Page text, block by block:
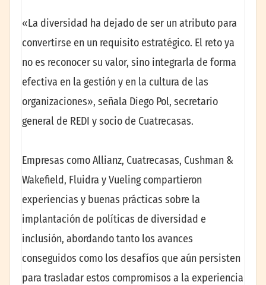
«La diversidad ha dejado de ser un atributo para
convertirse en un requisito estratégico. El reto ya
no es reconocer su valor, sino integrarla de forma
efectiva en la gestión y en la cultura de las
organizaciones», señala Diego Pol, secretario
general de REDI y socio de Cuatrecasas.
Empresas como Allianz, Cuatrecasas, Cushman &
Wakefield, Fluidra y Vueling compartieron
experiencias y buenas prácticas sobre la
implantación de políticas de diversidad e
inclusión, abordando tanto los avances
conseguidos como los desafíos que aún persisten
para trasladar estos compromisos a la experiencia